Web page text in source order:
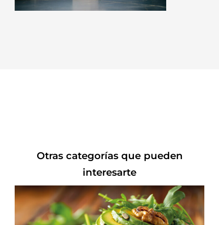
Otras categorías que pueden
interesarte